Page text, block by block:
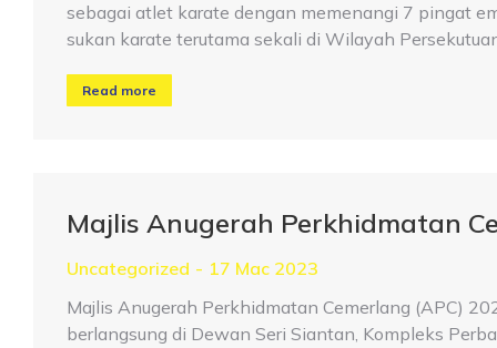
sebagai atlet karate dengan memenangi 7 pingat
sukan karate terutama sekali di Wilayah
Read more
Majlis Anugerah Perkhidmatan
Uncategorized
17 Mac 2023
Majlis Anugerah Perkhidmatan Cemerlang (APC)
berlangsung di Dewan Seri Siantan, Kompleks